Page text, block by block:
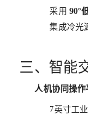
采用 90°
集成冷光
三、智能
人机协同操作
7英寸工